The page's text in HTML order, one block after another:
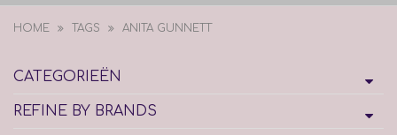
HOME TAGS ANITA GUNNETT
CATEGORIEËN
REFINE BY BRANDS